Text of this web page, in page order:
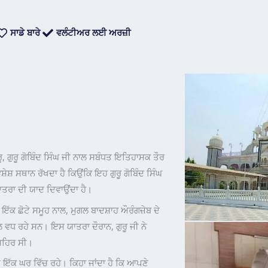
ਸਾਡੇ ਬਾਰੇ ਵਲੰਟੀਅਰ ਲਈ ਅਰਜ਼ੀ
ਗੋਬਿੰਦ ਸਿੰਘ ਜੀ ਨਾਲ ਸਬੰਧਤ ਇਤਿਹਾਸਕ ਤੌਰ
ਸਥਾਨ ਰੱਖਦਾ ਹੈ ਕਿਉਂਕਿ ਇਹ ਗੁਰੂ ਗੋਬਿੰਦ ਸਿੰਘ
ਦੀ ਯਾਦ ਦਿਵਾਉਂਦਾ ਹੈ।
ਛੋਟੇ ਸਮੂਹ ਨਾਲ, ਮੁਗਲ ਬਾਦਸ਼ਾਹ ਔਰੰਗਜ਼ੇਬ ਦੇ
ਰਹੇ ਸਨ। ਇਸ ਯਾਤਰਾ ਦੌਰਾਨ, ਗੁਰੂ ਜੀ ਨੇ
ਸੀ।
ਘਰ ਵਿੱਚ ਰਹੇ। ਕਿਹਾ ਜਾਂਦਾ ਹੈ ਕਿ ਆਪਣੇ